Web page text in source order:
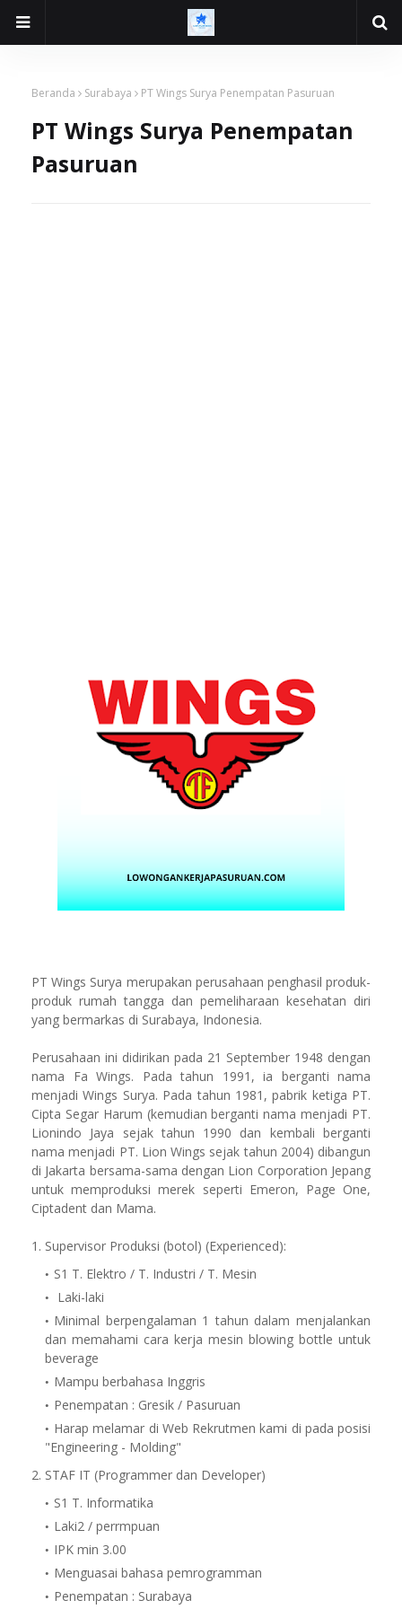
Beranda Surabaya PT Wings Surya Penempatan Pasuruan
PT Wings Surya Penempatan
Pasuruan
PT Wings Surya merupakan perusahaan penghasil produk-
produk rumah tangga dan pemeliharaan kesehatan diri
yang bermarkas di Surabaya, Indonesia.
Perusahaan ini didirikan pada 21 September 1948 dengan
nama Fa Wings. Pada tahun 1991, ia berganti nama
menjadi Wings Surya. Pada tahun 1981, pabrik ketiga PT.
Cipta Segar Harum (kemudian berganti nama menjadi PT.
Lionindo Jaya sejak tahun 1990 dan kembali berganti
nama menjadi PT. Lion Wings sejak tahun 2004) dibangun
di Jakarta bersama-sama dengan Lion Corporation Jepang
untuk memproduksi merek seperti Emeron, Page One,
Ciptadent dan Mama.
1. Supervisor Produksi (botol) (Experienced):
S1 T. Elektro / T. Industri / T. Mesin
Laki-laki
Minimal berpengalaman 1 tahun dalam menjalankan
dan memahami cara kerja mesin blowing bottle untuk
beverage
Mampu berbahasa Inggris
Penempatan : Gresik / Pasuruan
Harap melamar di Web Rekrutmen kami di pada posisi
"Engineering - Molding"
2. STAF IT (Programmer dan Developer)
S1 T. Informatika
Laki2 / perrmpuan
IPK min 3.00
Menguasai bahasa pemrogramman
Penempatan : Surabaya